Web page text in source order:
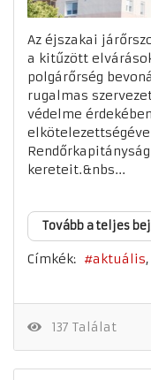
Az éjszakai
a kitűzött
polgárőrség
rugalmas
védelme
kereteit.&nbs...
Tovább a teljes
Címkék: aktuális
137 Találat